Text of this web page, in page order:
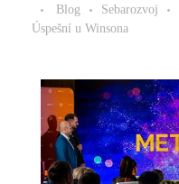
Blog
Sebarozvoj
Úspešní u Winsona